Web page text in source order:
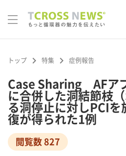
トップ keyboard_arrow_right 特集 keyboard_arrow_right 症例報告
Case Sharing AFア
に合併した洞結節枝
る洞停止に対しPCIを
復が得られた1例
閲覧数 827